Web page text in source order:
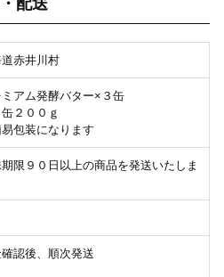
配送
赤井川村
ミアム発酵バター×３缶
２００ｇ
包装になります
限９０日以上の商品を発送いたしま
確認後、順次発送